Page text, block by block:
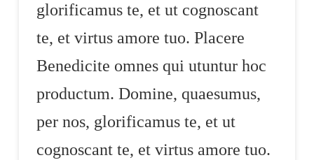
glorificamus te, et ut cognoscant
te, et virtus amore tuo. Placere
Benedicite omnes qui utuntur hoc
productum. Domine, quaesumus,
per nos, glorificamus te, et ut
cognoscant te, et virtus amore tuo.